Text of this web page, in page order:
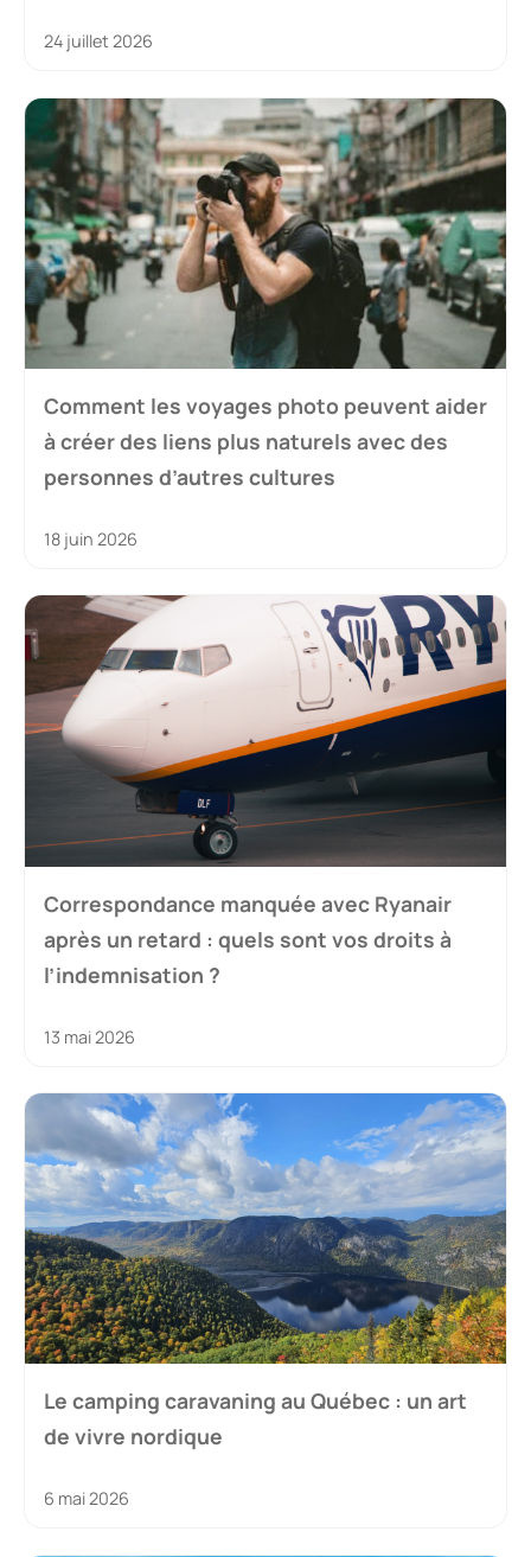
24 juillet 2026
Comment les voyages photo peuvent aider
à créer des liens plus naturels avec des
personnes d’autres cultures
18 juin 2026
Correspondance manquée avec Ryanair
après un retard : quels sont vos droits à
l’indemnisation ?
13 mai 2026
Le camping caravaning au Québec : un art
de vivre nordique
6 mai 2026